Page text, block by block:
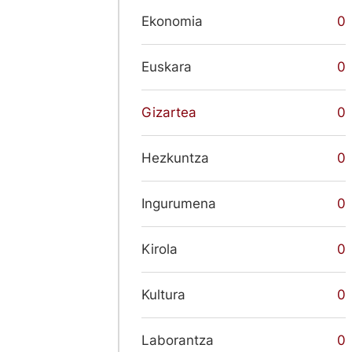
Ekonomia 0
Euskara 0
Gizartea 0
Hezkuntza 0
Ingurumena 0
Kirola 0
Kultura 0
Laborantza 0